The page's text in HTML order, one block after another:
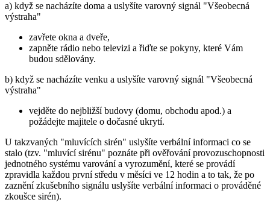
a) když se nacházíte doma a uslyšíte varovný signál "Všeobecná
výstraha"
zavřete okna a dveře,
zapněte rádio nebo televizi a řiďte se pokyny, které Vám
budou sdělovány.
b) když se nacházíte venku a uslyšíte varovný signál "Všeobecná
výstraha"
vejděte do nejbližší budovy (domu, obchodu apod.) a
požádejte majitele o dočasné ukrytí.
U takzvaných "mluvících sirén" uslyšíte verbální informaci co se
stalo (tzv. "mluvící sirénu" poznáte při ověřování provozuschopnosti
jednotného systému varování a vyrozumění, které se provádí
zpravidla každou první středu v měsíci ve 12 hodin a to tak, že po
zaznění zkušebního signálu uslyšíte verbální informaci o prováděné
zkoušce sirén).